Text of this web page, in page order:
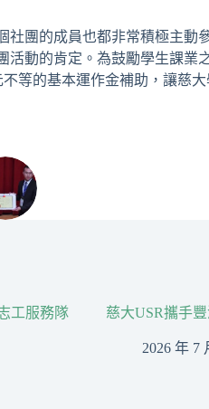
團的成員也都非常積極主
動的肯定。為鼓勵學生課業
等的基本運作金補助，讓慈
工服務隊
慈大USR攜手
2026 年 7